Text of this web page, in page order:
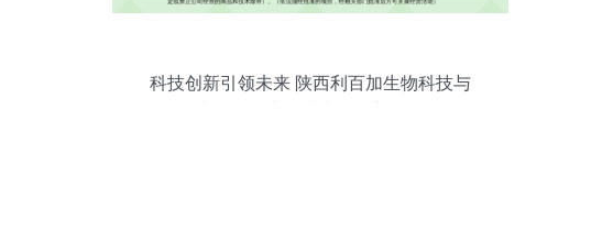
科技创新引领未来 陕西利百加生物科技与